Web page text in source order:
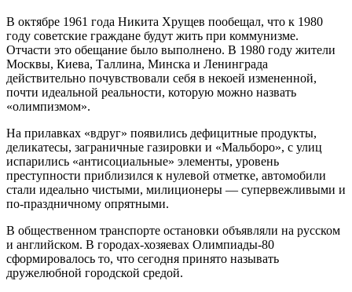
В октябре 1961 года Никита Хрущев пообещал, что к 1980
году советские граждане будут жить при коммунизме.
Отчасти это обещание было выполнено. В 1980 году жители
Москвы, Киева, Таллина, Минска и Ленинграда
действительно почувствовали себя в некоей измененной,
почти идеальной реальности, которую можно назвать
«олимпизмом».
На прилавках «вдруг» появились дефицитные продукты,
деликатесы, заграничные газировки и «Мальборо», с улиц
испарились «антисоциальные» элементы, уровень
преступности приблизился к нулевой отметке, автомобили
стали идеально чистыми, милиционеры — супервежливыми и
по-праздничному опрятными.
В общественном транспорте остановки объявляли на русском
и английском. В городах-хозяевах Олимпиады-80
сформировалось то, что сегодня принято называть
дружелюбной городской средой.